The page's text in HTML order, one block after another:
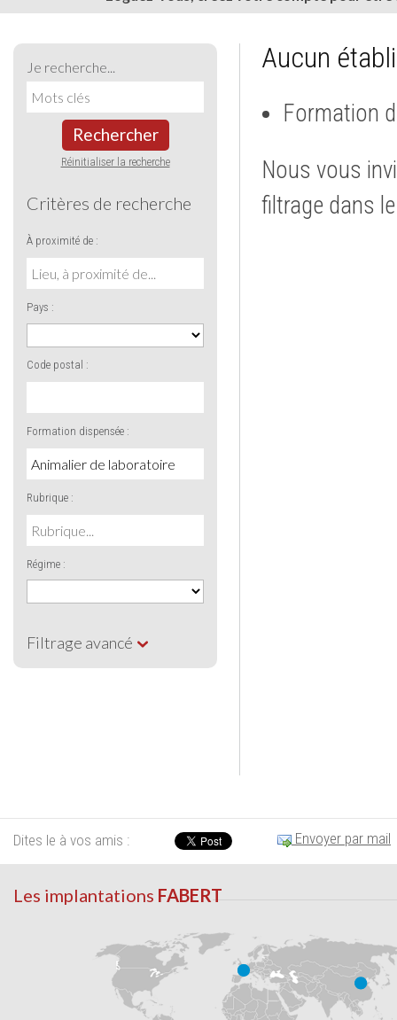
Je recherche...
Rechercher
Réinitialiser la recherche
Critères de recherche
À proximité de :
Pays :
Code postal :
Formation dispensée :
Rubrique :
Régime :
Filtrage avancé
Aucun
Formation
Nous vous
filtrage dans
Dites le à vos amis : Envoyer par mail
Les implantations FABERT